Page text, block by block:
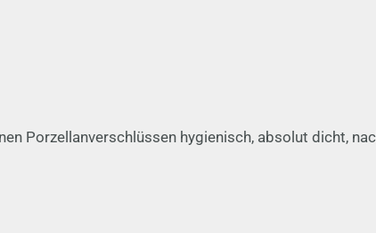
Porzellanverschlüssen hygienisch, absolut dicht,